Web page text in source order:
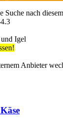
Suche nach
Igel
Anbieter